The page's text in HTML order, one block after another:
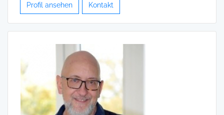
Profil ansehen Kontakt